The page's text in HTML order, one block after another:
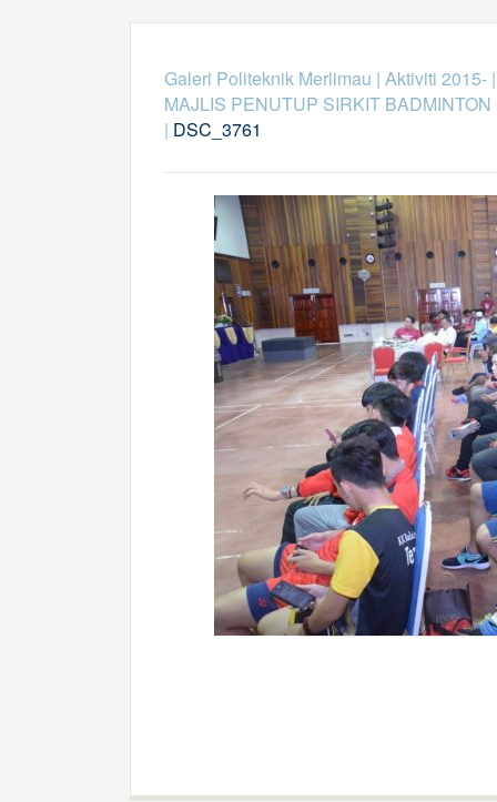
Galeri Politeknik Merlimau | Aktiviti 2015-
MAJLIS PENUTUP SIRKIT
| DSC_3761